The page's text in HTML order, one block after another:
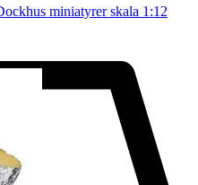
miniatyrer skala 1:12
.